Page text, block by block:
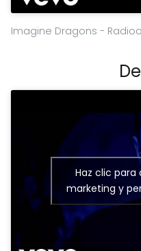
Imagine Dragons -
Haz clic
marketing y